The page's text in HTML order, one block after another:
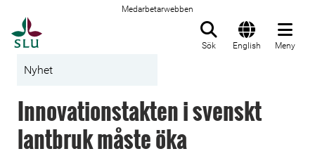
Medarbetarwebben
Sök English Meny
Nyhet
Innovationstakten i svenskt
lantbruk måste öka